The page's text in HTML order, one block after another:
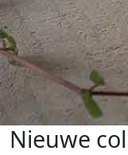
Nieuwe